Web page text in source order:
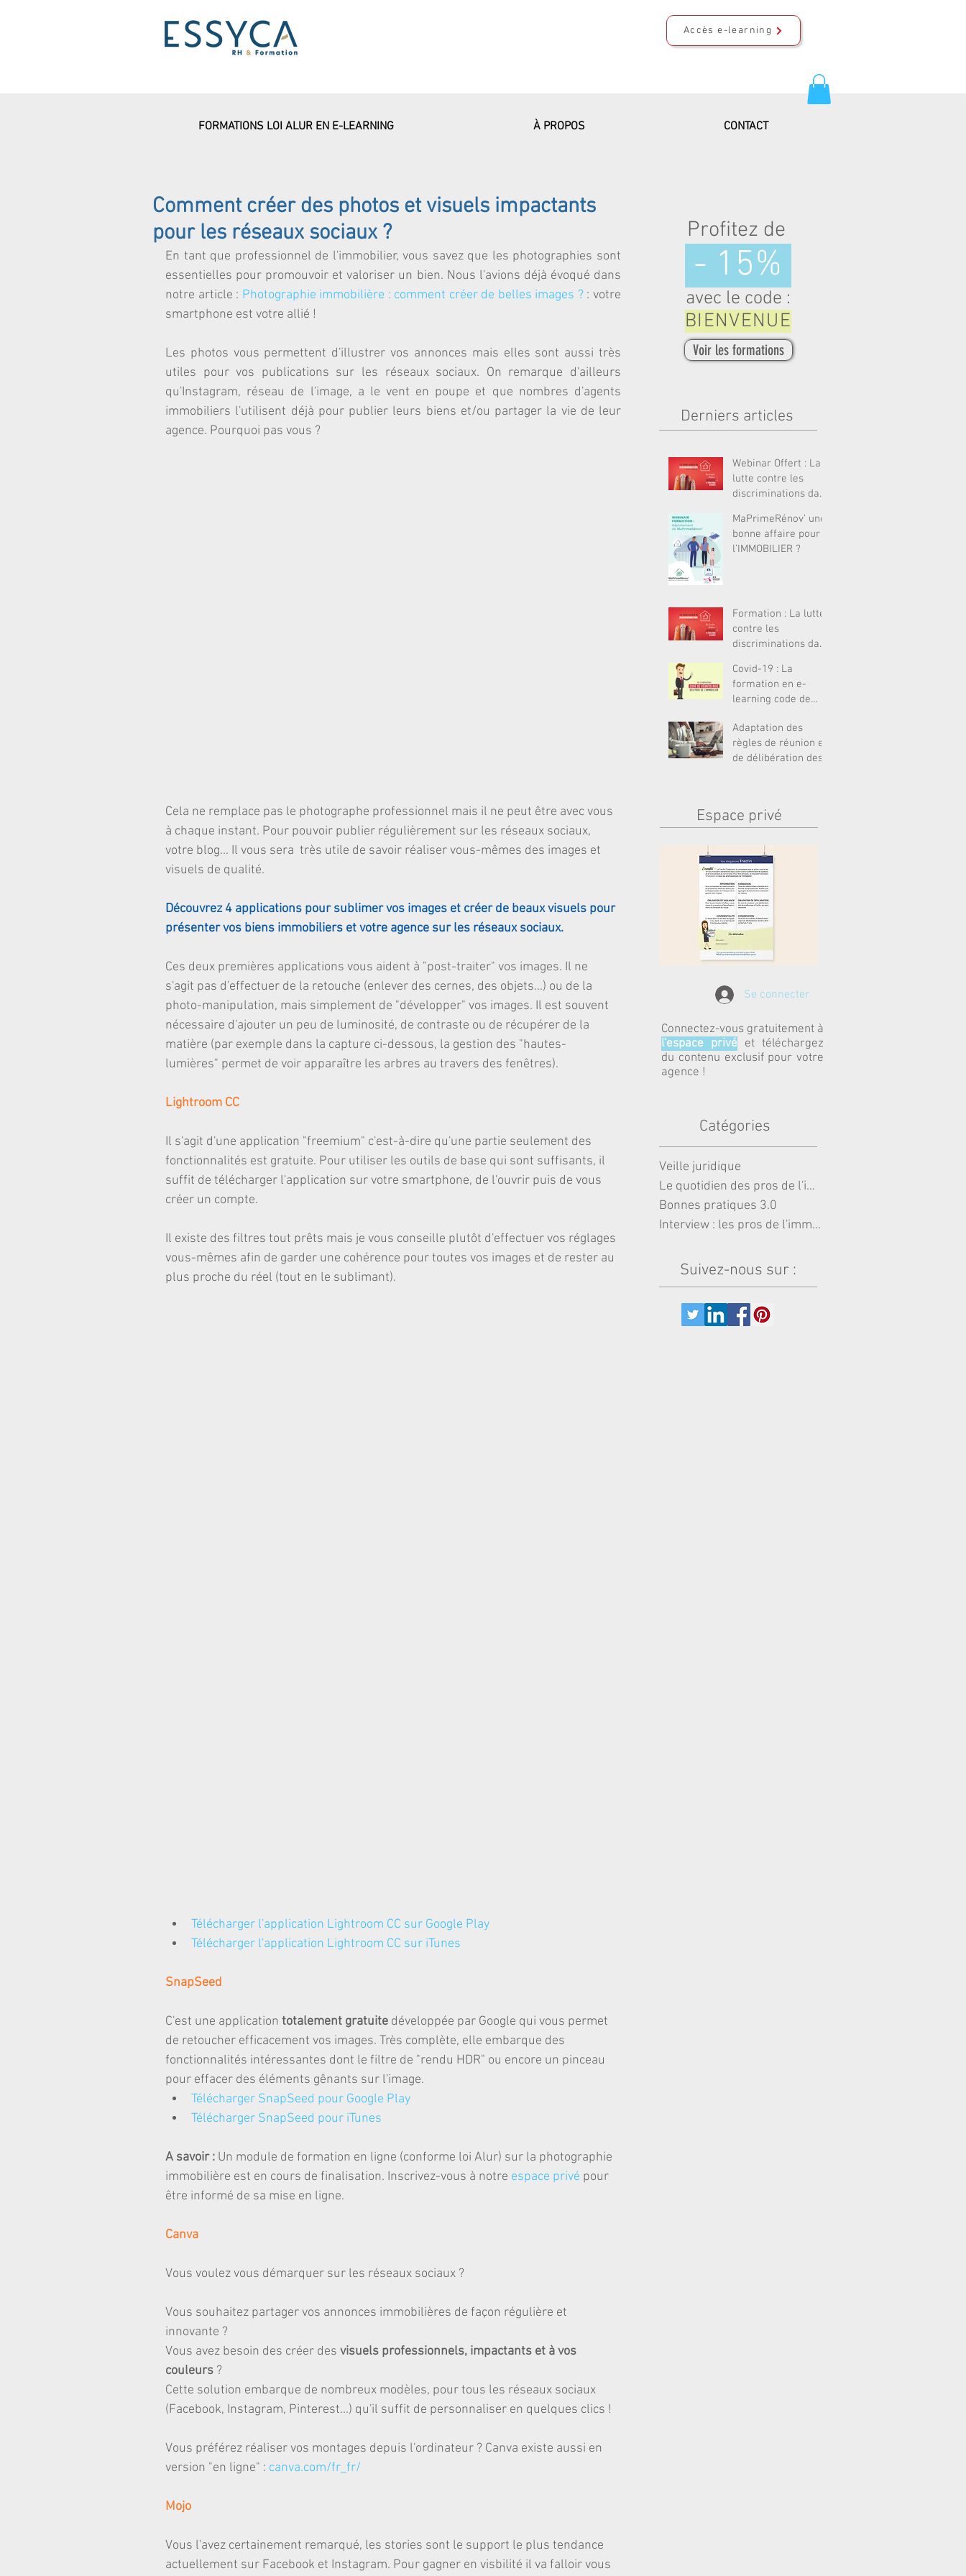
Accès e-learning
FORMATIONS LOI ALUR EN E-LEARNING À PROPOS CONTACT
Comment créer des photos et visuels impactants
pour les réseaux sociaux ?
En tant que professionnel de l'immobilier, vous savez que les photographies sont
essentielles pour promouvoir et valoriser un bien. Nous l'avions déjà évoqué dans
notre article : Photographie immobilière : comment créer de belles images ? : votre
smartphone est votre allié !
Les photos vous permettent d'illustrer vos annonces mais elles sont aussi très
utiles pour vos publications sur les réseaux sociaux. On remarque d'ailleurs
qu'Instagram, réseau de l'image, a le vent en poupe et que nombres d'agents
immobiliers l'utilisent déjà pour publier leurs biens et/ou partager la vie de leur
agence. Pourquoi pas vous ?
Cela ne remplace pas le photographe professionnel mais il ne peut être avec vous
à chaque instant. Pour pouvoir publier régulièrement sur les réseaux sociaux,
votre blog... Il vous sera  très utile de savoir réaliser vous-mêmes des images et
visuels de qualité.
Découvrez 4 applications pour sublimer vos images et créer de beaux visuels pour
présenter vos biens immobiliers et votre agence sur les réseaux sociaux.
Ces deux premières applications vous aident à "post-traiter" vos images. Il ne
s'agit pas d'effectuer de la retouche (enlever des cernes, des objets...) ou de la
photo-manipulation, mais simplement de "développer" vos images. Il est souvent
nécessaire d'ajouter un peu de luminosité, de contraste ou de récupérer de la
matière (par exemple dans la capture ci-dessous, la gestion des "hautes-
lumières" permet de voir apparaître les arbres au travers des fenêtres).
Lightroom CC
Il s'agit d'une application "freemium" c'est-à-dire qu'une partie seulement des
fonctionnalités est gratuite. Pour utiliser les outils de base qui sont suffisants, il
suffit de télécharger l'application sur votre smartphone, de l'ouvrir puis de vous
créer un compte.
Il existe des filtres tout prêts mais je vous conseille plutôt d'effectuer vos réglages
vous-mêmes afin de garder une cohérence pour toutes vos images et de rester au
plus proche du réel (tout en le sublimant).
Télécharger l'application Lightroom CC sur Google Play
Télécharger l'application Lightroom CC sur iTunes
SnapSeed
C'est une application totalement gratuite développée par Google qui vous permet
de retoucher efficacement vos images. Très complète, elle embarque des
fonctionnalités intéressantes dont le filtre de "rendu HDR" ou encore un pinceau
pour effacer des éléments gênants sur l'image.
Télécharger SnapSeed pour Google Play
Télécharger SnapSeed pour iTunes
A savoir : Un module de formation en ligne (conforme loi Alur) sur la photographie
immobilière est en cours de finalisation. Inscrivez-vous à notre espace privé pour
être informé de sa mise en ligne.
Canva
Vous voulez vous démarquer sur les réseaux sociaux ?
Vous souhaitez partager vos annonces immobilières de façon régulière et
innovante ?
Vous avez besoin des créer des visuels professionnels, impactants et à vos
couleurs ?
Cette solution embarque de nombreux modèles, pour tous les réseaux sociaux
(Facebook, Instagram, Pinterest...) qu'il suffit de personnaliser en quelques clics !
Vous préférez réaliser vos montages depuis l'ordinateur ? Canva existe aussi en
version "en ligne" : canva.com/fr_fr/
Mojo
Vous l'avez certainement remarqué, les stories sont le support le plus tendance
actuellement sur Facebook et Instagram. Pour gagner en visbilité il va falloir vous
Profitez de
- 15%
avec le code :
BIENVENUE
Voir les formations
Derniers articles
Webinar Offert : La
lutte contre les
discriminations dans
MaPrimeRénov’ une
bonne affaire pour
l’IMMOBILIER ?
Formation : La lutte
contre les
discriminations dans
Covid-19 : La
formation en e-
learning code de
professionnels de
l'immobilier est
Adaptation des
règles de réunion et
de délibération des
Espace privé
Se connecter
Connectez-vous gratuitement à
l'espace privé et téléchargez
du contenu exclusif pour votre
agence !
Catégories
Veille juridique
Le quotidien des pros de l'immobili
Bonnes pratiques 3.0
Interview : les pros de l'immobilie
Suivez-nous sur :